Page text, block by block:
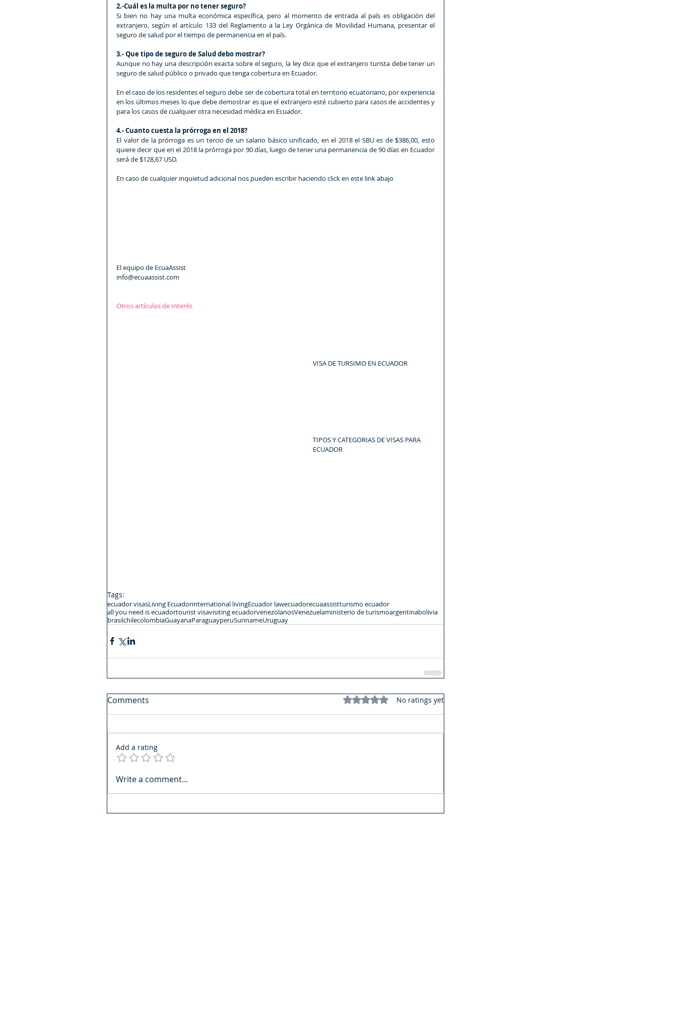
2.-Cuál es la multa por no tener seguro?
Si bien no hay una multa económica específica, pero al momento de entrada al país es obligación del
extranjero, según el artículo 133 del Reglamento a la Ley Orgánica de Movilidad Humana, presentar el
seguro de salud por el tiempo de permanencia en el país.
3.- Que tipo de seguro de Salud debo mostrar?
Aunque no hay una descripción exacta sobre el seguro, la ley dice que el extranjero turista debe tener un
seguro de salud público o privado que tenga cobertura en Ecuador.
En el caso de los residentes el seguro debe ser de cobertura total en territorio ecuatoriano, por experiencia
en los últimos meses lo que debe demostrar es que el extranjero esté cubierto para casos de accidentes y
para los casos de cualquier otra necesidad médica en Ecuador.
4.- Cuanto cuesta la prórroga en el 2018?
El valor de la prórroga es un tercio de un salario básico unificado, en el 2018 el SBU es de $386,00, esto
quiere decir que en el 2018 la prórroga por 90 días, luego de tener una permanencia de 90 días en Ecuador
será de $128,67 USD.
En caso de cualquier inquietud adicional nos pueden escribir haciendo click en este link abajo
El equipo de EcuaAssist
info@ecuaassist.com
Otros artículos de Interés
VISA DE TURSIMO EN ECUADOR
TIPOS Y CATEGORIAS DE VISAS PARA
ECUADOR
Tags:
ecuador visasLiving Ecuadorinternational livingEcuador lawecuadorecuaassistturismo ecuador
all you need is ecuadortourist visavisiting ecuadorvenezolanosVenezuelaministerio de turismoargentinabolivia
brasilchilecolombiaGuayanaParaguayperuSurinameUruguay
Comments Rated 0 out of 5 stars.No ratings yet
Add a rating
Write a comment...